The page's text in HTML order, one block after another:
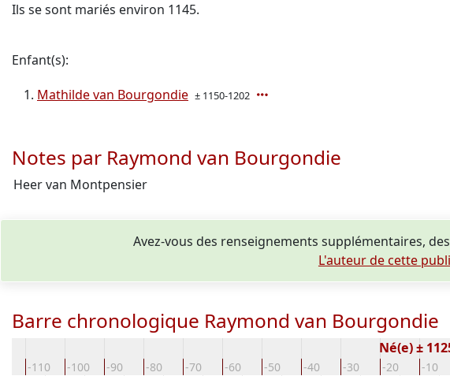
Ils se sont mariés environ 1145.
Enfant(s):
Mathilde van Bourgondie ± 1150-1202
Notes par Raymond van Bourgondie
Heer van Montpensier
Avez-vous des renseignements supplémentaires,
L'auteur de cette
Barre chronologique Raymond van Bourgondie
-110 -100 -90 -80 -70 -60 -50 -40 -30 -20 -10
Né(e) ±